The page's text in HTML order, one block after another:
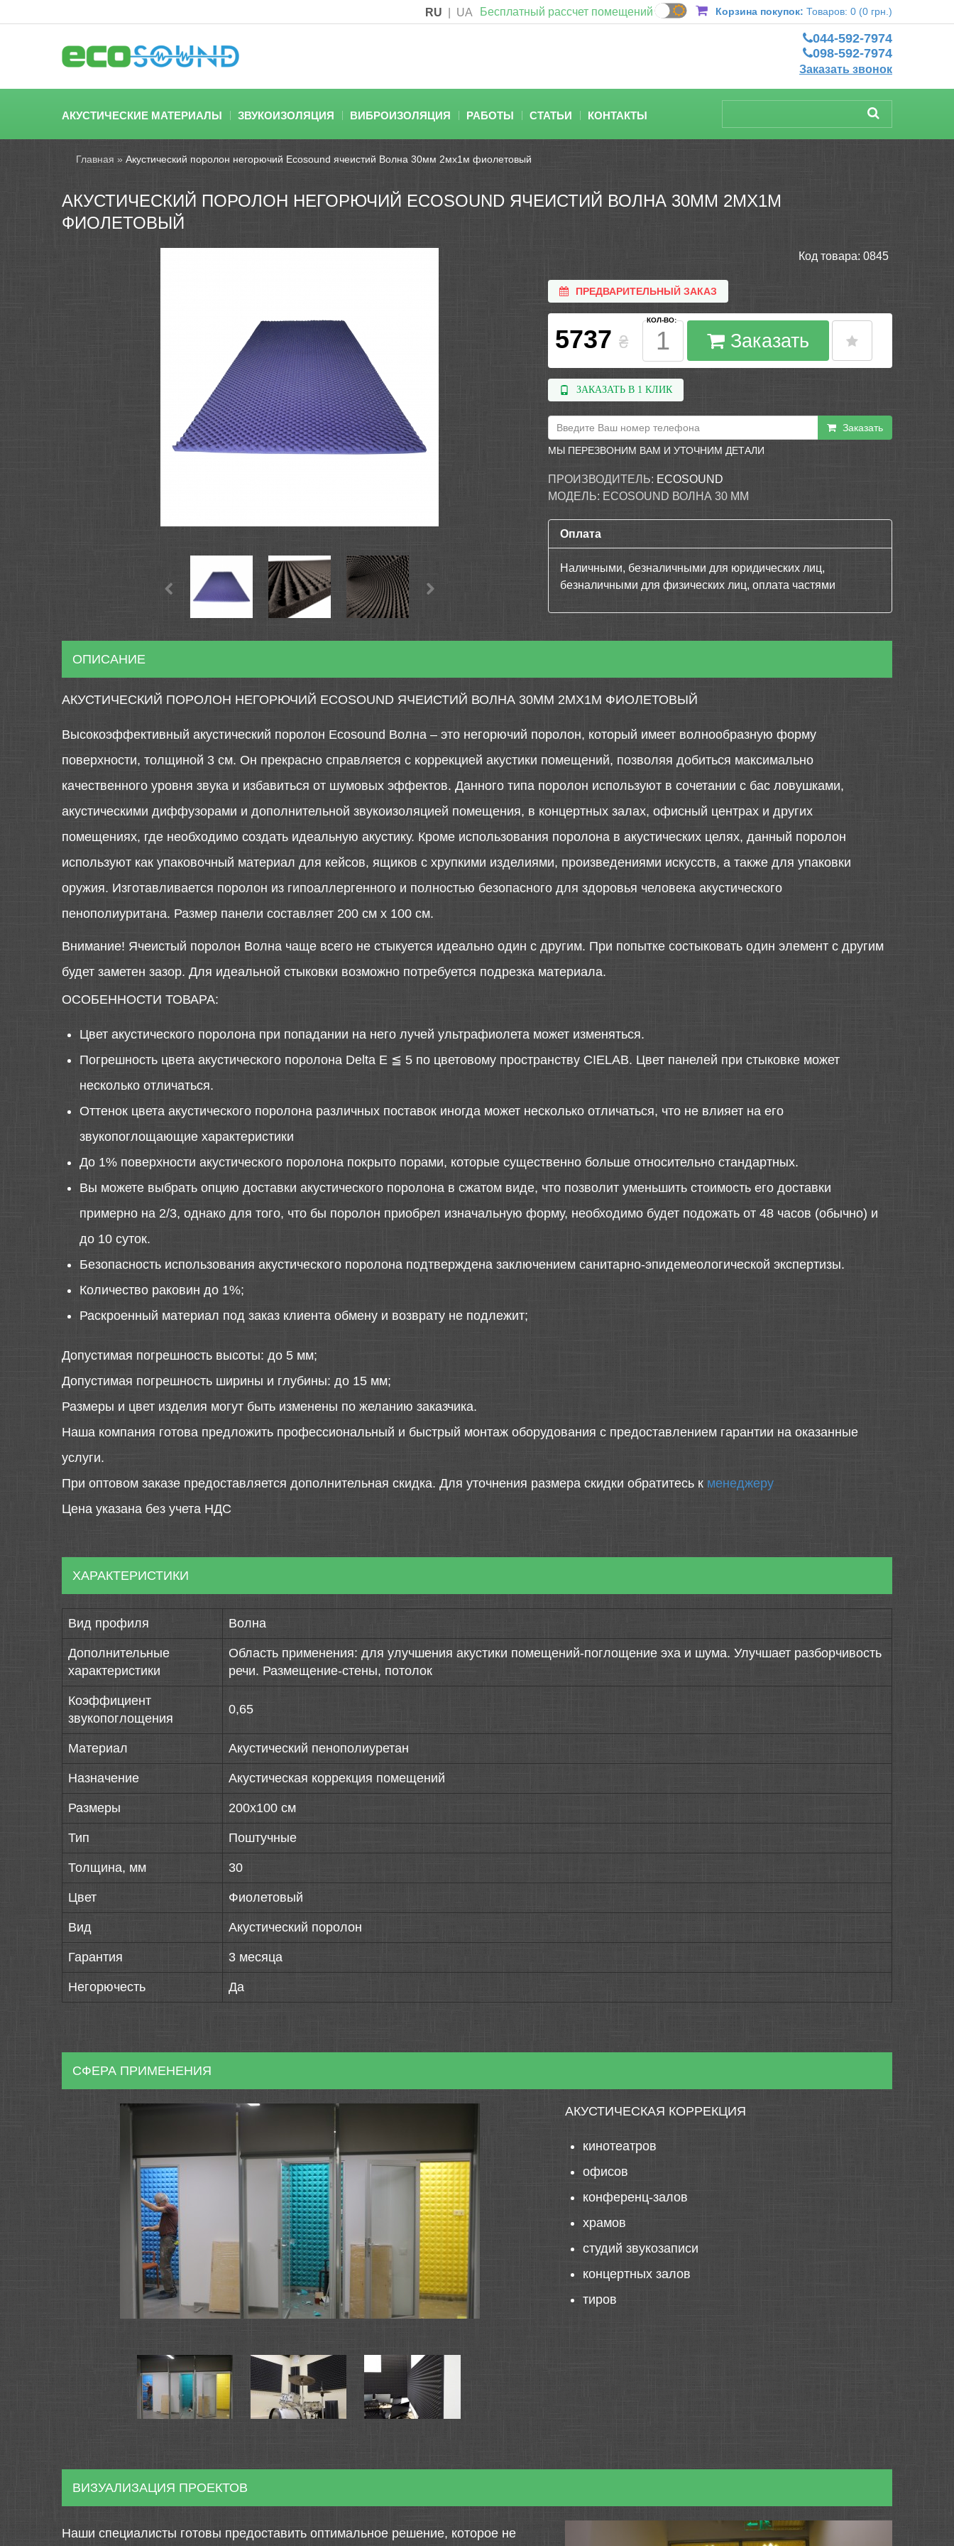
RU UA Бесплатный рассчет помещений Корзина покупок: Товаров: 0 (0 грн.)
044-592-7974
098-592-7974
Заказать звонок
АКУСТИЧЕСКИЕ МАТЕРИАЛЫ ЗВУКОИЗОЛЯЦИЯ ВИБРОИЗОЛЯЦИЯ РАБОТЫ СТАТЬИ КОНТАКТЫ
Главная » Акустический поролон негорючий Ecosound ячеистий Волна 30мм 2мх1м фиолетовый
АКУСТИЧЕСКИЙ ПОРОЛОН НЕГОРЮЧИЙ ECOSOUND ЯЧЕИСТИЙ ВОЛНА 30ММ 2МХ1М
ФИОЛЕТОВЫЙ
Код товара: 0845
ПРЕДВАРИТЕЛЬНЫЙ ЗАКАЗ
5737 ₴
КОЛ-ВО:
Заказать
ЗАКАЗАТЬ В 1 КЛИК
Заказать
МЫ ПЕРЕЗВОНИМ ВАМ И УТОЧНИМ ДЕТАЛИ
ПРОИЗВОДИТЕЛЬ: ECOSOUND
МОДЕЛЬ: ECOSOUND ВОЛНА 30 ММ
Оплата
Наличными, безналичными для юридических лиц,
безналичными для физических лиц, оплата частями
ОПИСАНИЕ
АКУСТИЧЕСКИЙ ПОРОЛОН НЕГОРЮЧИЙ ECOSOUND ЯЧЕИСТИЙ ВОЛНА 30ММ 2МХ1М ФИОЛЕТОВЫЙ
Высокоэффективный акустический поролон Ecosound Волна – это негорючий поролон, который имеет волнообразную форму
поверхности, толщиной 3 см. Он прекрасно справляется с коррекцией акустики помещений, позволяя добиться максимально
качественного уровня звука и избавиться от шумовых эффектов. Данного типа поролон используют в сочетании с бас ловушками,
акустическими диффузорами и дополнительной звукоизоляцией помещения, в концертных залах, офисный центрах и других
помещениях, где необходимо создать идеальную акустику. Кроме использования поролона в акустических целях, данный поролон
используют как упаковочный материал для кейсов, ящиков с хрупкими изделиями, произведениями искусств, а также для упаковки
оружия. Изготавливается поролон из гипоаллергенного и полностью безопасного для здоровья человека акустического
пенополиуритана. Размер панели составляет 200 см х 100 см.
Внимание! Ячеистый поролон Волна чаще всего не стыкуется идеально один с другим. При попытке состыковать один элемент с другим
будет заметен зазор. Для идеальной стыковки возможно потребуется подрезка материала.
ОСОБЕННОСТИ ТОВАРА:
Цвет акустического поролона при попадании на него лучей ультрафиолета может изменяться.
Погрешность цвета акустического поролона Delta E ≦ 5 по цветовому пространству CIELAB. Цвет панелей при стыковке может
несколько отличаться.
Оттенок цвета акустического поролона различных поставок иногда может несколько отличаться, что не влияет на его
звукопоглощающие характеристики
До 1% поверхности акустического поролона покрыто порами, которые существенно больше относительно стандартных.
Вы можете выбрать опцию доставки акустического поролона в сжатом виде, что позволит уменьшить стоимость его доставки
примерно на 2/3, однако для того, что бы поролон приобрел изначальную форму, необходимо будет подожать от 48 часов (обычно) и
до 10 суток.
Безопасность использования акустического поролона подтверждена заключением санитарно-эпидемеологической экспертизы.
Количество раковин до 1%;
Раскроенный материал под заказ клиента обмену и возврату не подлежит;
Допустимая погрешность высоты: до 5 мм;
Допустимая погрешность ширины и глубины: до 15 мм;
Размеры и цвет изделия могут быть изменены по желанию заказчика.
Наша компания готова предложить профессиональный и быстрый монтаж оборудования с предоставлением гарантии на оказанные
услуги.
При оптовом заказе предоставляется дополнительная скидка. Для уточнения размера скидки обратитесь к менеджеру
Цена указана без учета НДС
ХАРАКТЕРИСТИКИ
Вид профиля Волна
Дополнительные
характеристики
Область применения: для улучшения акустики помещений-поглощение эха и шума. Улучшает разборчивость
речи. Размещение-стены, потолок
Коэффициент
звукопоглощения
0,65
Материал Акустический пенополиуретан
Назначение Акустическая коррекция помещений
Размеры 200х100 см
Тип Поштучные
Толщина, мм 30
Цвет Фиолетовый
Вид Акустический поролон
Гарантия 3 месяца
Негорючесть Да
СФЕРА ПРИМЕНЕНИЯ
АКУСТИЧЕСКАЯ КОРРЕКЦИЯ
кинотеатров
офисов
конференц-залов
храмов
студий звукозаписи
концертных залов
тиров
ВИЗУАЛИЗАЦИЯ ПРОЕКТОВ
Наши специалисты готовы предоставить оптимальное решение, которое не